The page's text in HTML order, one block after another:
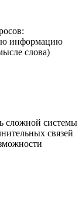
информацию
слова)
сложной системы
связей